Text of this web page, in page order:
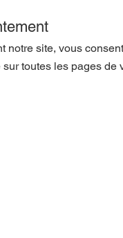
notre site, vous
toutes les pages de